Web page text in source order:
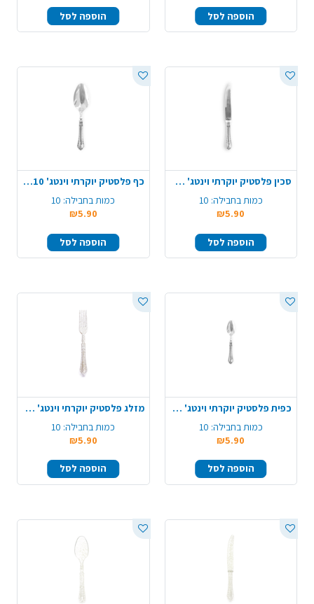
הוספה לסל הוספה לסל
סכין פלסטיק יוקרתי וינטג' 10 יח' - שקוף
כמות בחבילה: 10
₪5.90
הוספה לסל
כף פלסטיק יוקרתי וינטג' 10 יח' - שקוף
כמות בחבילה: 10
₪5.90
הוספה לסל
כפית פלסטיק יוקרתי וינטג' 10 יח' - שקוף
כמות בחבילה: 10
₪5.90
הוספה לסל
מזלג פלסטיק יוקרתי וינטג' 10 יח' - ניצוצות זהב
כמות בחבילה: 10
₪5.90
הוספה לסל